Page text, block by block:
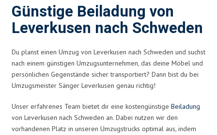
Günstige Beiladung von
Leverkusen nach Schweden
Du planst einen Umzug von Leverkusen nach Schweden und suchst
nach einem günstigen Umzugsunternehmen, das deine Möbel und
persönlichen Gegenstände sicher transportiert? Dann bist du bei
Umzugsmeister Sänger Leverkusen genau richtig!
Unser erfahrenes Team bietet dir eine kostengünstige Beiladung
von Leverkusen nach Schweden an. Dabei nutzen wir den
vorhandenen Platz in unseren Umzugstrucks optimal aus, indem